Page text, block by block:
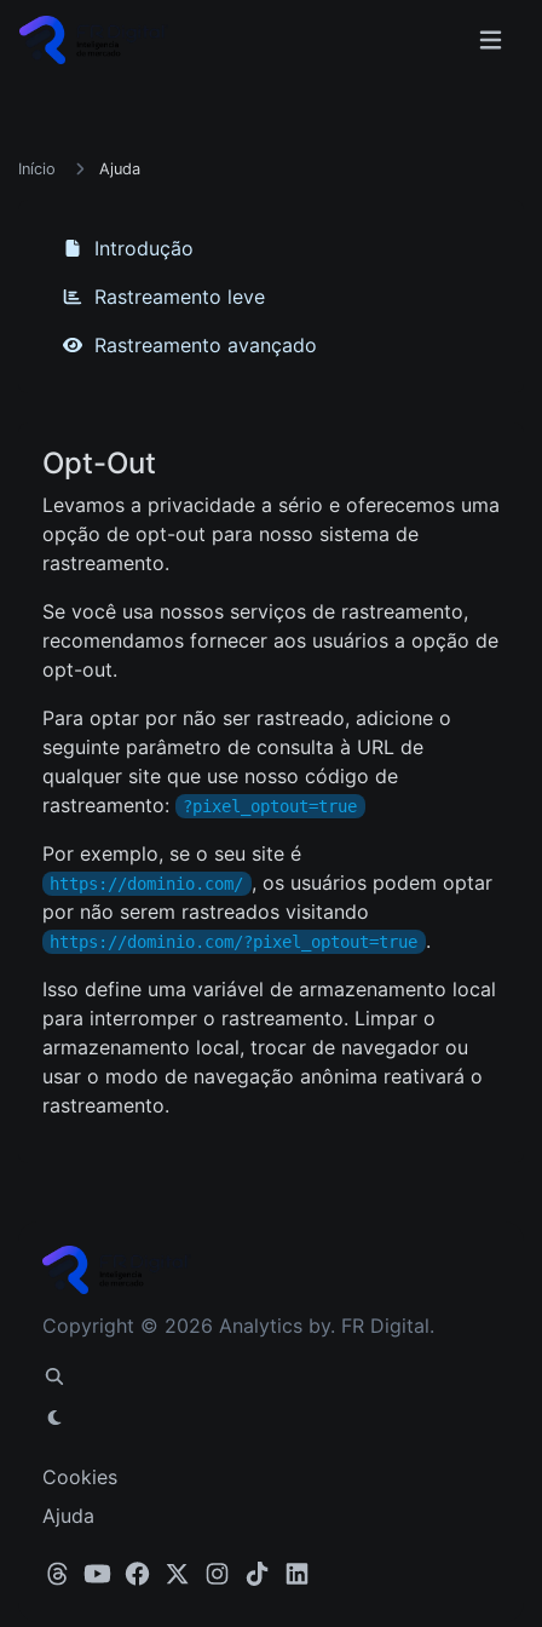
Início Ajuda
Introdução
Rastreamento leve
Rastreamento avançado
Opt-Out
Levamos a privacidade a sério e oferecemos uma
opção de opt-out para nosso sistema de
rastreamento.
Se você usa nossos serviços de rastreamento,
recomendamos fornecer aos usuários a opção de
opt-out.
Para optar por não ser rastreado, adicione o
seguinte parâmetro de consulta à URL de
qualquer site que use nosso código de
rastreamento:
?pixel_optout=true
Por exemplo, se o seu site é
https://dominio.com/ , os usuários podem optar
por não serem rastreados visitando
https://dominio.com/?pixel_optout=true .
Isso define uma variável de armazenamento local
para interromper o rastreamento. Limpar o
armazenamento local, trocar de navegador ou
usar o modo de navegação anônima reativará o
rastreamento.
Copyright © 2026 Analytics by. FR Digital.
Cookies
Ajuda